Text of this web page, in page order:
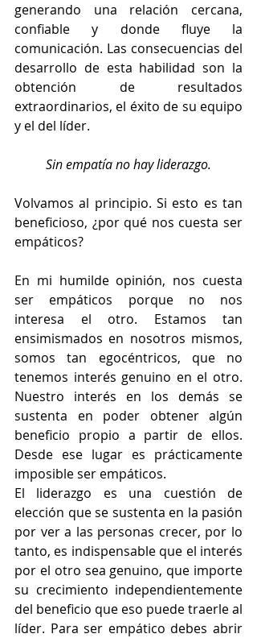
generando una relación cercana,
confiable y donde fluye la
comunicación. Las consecuencias del
desarrollo de esta habilidad son la
obtención de resultados
extraordinarios, el éxito de su equipo
y el del líder.
Sin empatía no hay liderazgo.
Volvamos al principio. Si esto es tan
beneficioso, ¿por qué nos cuesta ser
empáticos?
En mi humilde opinión, nos cuesta
ser empáticos porque no nos
interesa el otro. Estamos tan
ensimismados en nosotros mismos,
somos tan egocéntricos, que no
tenemos interés genuino en el otro.
Nuestro interés en los demás se
sustenta en poder obtener algún
beneficio propio a partir de ellos.
Desde ese lugar es prácticamente
imposible ser empáticos.
El liderazgo es una cuestión de
elección que se sustenta en la pasión
por ver a las personas crecer, por lo
tanto, es indispensable que el interés
por el otro sea genuino, que importe
su crecimiento independientemente
del beneficio que eso puede traerle al
líder. Para ser empático debes abrir